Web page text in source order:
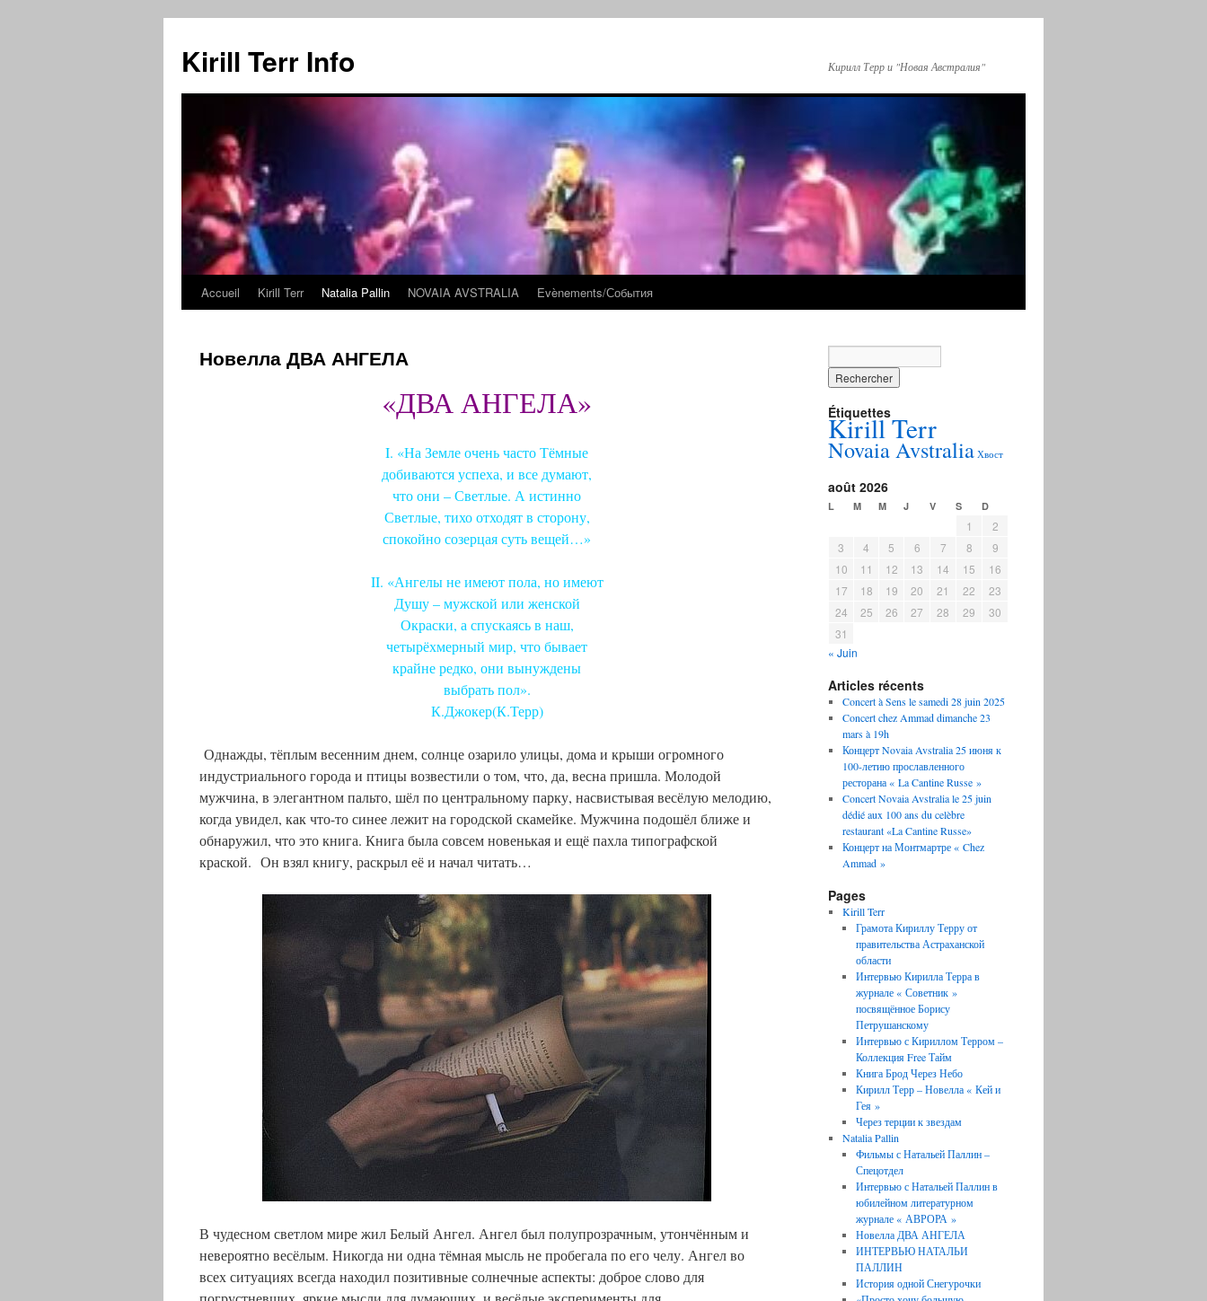
Kirill Terr Info Кирилл Терр и "Новая Австралия"
Aller
contenu
Accueil Kirill Terr Natalia Pallin NOVAIA AVSTRALIA Evènements/События
Новелла ДВА АНГЕЛА
«ДВА АНГЕЛА»
I. «На Земле очень часто Тёмные
добиваются успеха, и все думают,
что они – Светлые. А истинно
Светлые, тихо отходят в сторону,
спокойно созерцая суть вещей…»
II. «Ангелы не имеют пола, но имеют
Душу – мужской или женской
Окраски, а спускаясь в наш,
четырёхмерный мир, что бывает
крайне редко, они вынуждены
выбрать пол».
К.Джокер(К.Терр)
Однажды, тёплым весенним днем, солнце озарило улицы, дома и крыши огромного
индустриального города и птицы возвестили о том, что, да, весна пришла. Молодой
мужчина, в элегантном пальто, шёл по центральному парку, насвистывая весёлую мелодию,
когда увидел, как что-то синее лежит на городской скамейке. Мужчина подошёл ближе и
обнаружил, что это книга. Книга была совсем новенькая и ещё пахла типографской
краской. Он взял книгу, раскрыл её и начал читать…
В чудесном светлом мире жил Белый Ангел. Ангел был полупрозрачным, утончённым и
невероятно весёлым. Никогда ни одна тёмная мысль не пробегала по его челу. Ангел во
всех ситуациях всегда находил позитивные солнечные аспекты: доброе слово для
Étiquettes
Kirill Terr
Novaia Avstralia Хвост
août 2026
L M M J V S D
1
2
3
4 5 6 7 8
9
10
11 12 13 14 15
16
17
18 19 20 21 22
23
24
25 26 27 28 29
30
31
« Juin
Articles récents
Concert à Sens le samedi 28 juin 2025
Concert chez Ammad dimanche 23
mars à 19h
Концерт Novaia Avstralia 25 июня к
100-летию прославленного
ресторана « La Cantine Russe »
Concert Novaia Avstralia le 25 juin
dédié aux 100 ans du celèbre
restaurant «La Cantine Russe»
Концерт на Монтмартре « Chez
Ammad »
Pages
Kirill Terr
Грамота Кириллу Терру от
правительства Астраханской
области
Интервью Кирилла Терра в
журнале « Советник »
посвящённое Борису
Петрушанскому
Интервью с Кириллом Терром –
Коллекция Free Тайм
Книга Брод Через Небо
Кирилл Терр – Новелла « Кей и
Гея »
Через терции к звездам
Natalia Pallin
Фильмы с Натальей Паллин –
Спецотдел
Интервью с Натальей Паллин в
юбилейном литературном
журнале « АВРОРА »
Новелла ДВА АНГЕЛА
ИНТЕРВЬЮ НАТАЛЬИ
ПАЛЛИН
История одной Снегурочки